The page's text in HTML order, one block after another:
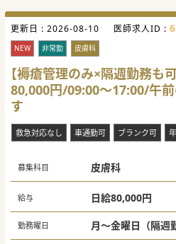
更新日 : 2026-08-10 医師求人ID :
NEW 非常勤 皮膚科
【褥瘡管理のみ×隔週勤務も
80,000円/09:00～17:00/午
す
救急対応なし 車通勤可 ブランク可
募集科目 皮膚科
給与 日給80,000円
勤務曜日 月～金曜日（隔週